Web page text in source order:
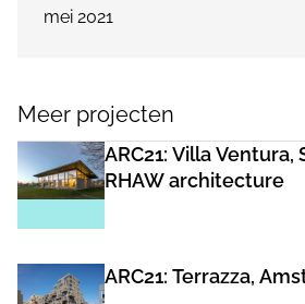
mei 2021
Meer projecten
ARC21: Villa
RHAW architecture
ARC21: Terrazza,